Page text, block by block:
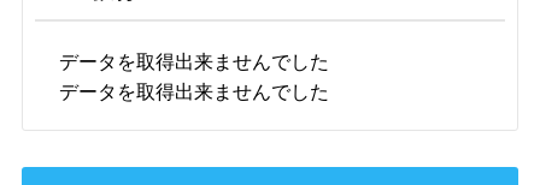
データを取得出来ませんでした
データを取得出来ませんでした